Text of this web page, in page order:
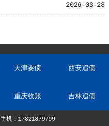
2026-03-28
天津要债 西安追债
重庆收账 吉林追债
手机：17821879799